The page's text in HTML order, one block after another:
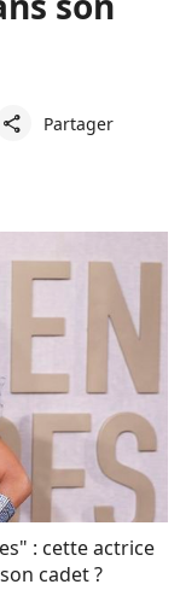
share Partager
: cette actrice
cadet ?